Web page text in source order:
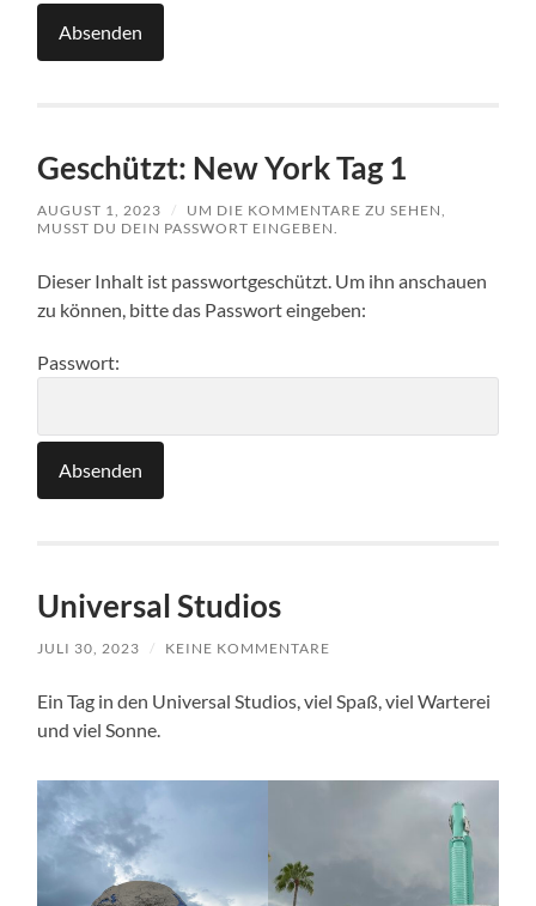
Geschützt: New York Tag 1
AUGUST 1, 2023 /
UM DIE KOMMENTARE ZU SEHEN,
MUSST DU DEIN PASSWORT EINGEBEN.
Dieser Inhalt ist passwortgeschützt. Um ihn anschauen
zu können, bitte das Passwort eingeben:
Passwort:
Universal Studios
JULI 30, 2023 / KEINE KOMMENTARE
Ein Tag in den Universal Studios, viel Spaß, viel Warterei
und viel Sonne.